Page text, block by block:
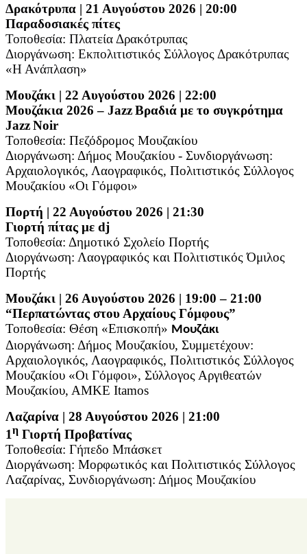
Δρακότρυπα | 21 Αυγούστου 2026 | 20:00
Παραδοσιακές πίτες
Τοποθεσία: Πλατεία Δρακότρυπας
Διοργάνωση: Εκπολιτιστικός Σύλλογος Δρακότρυπας
«Η Ανάπλαση»
Μουζάκι | 22 Αυγούστου 2026 | 22:00
Μουζάκια 2026 – JazzΒραδιά με το συγκρότημα
JazzNoir
Τοποθεσία: Πεζόδρομος Μουζακίου
Διοργάνωση: Δήμος Μουζακίου - Συνδιοργάνωση:
Αρχαιολογικός, Λαογραφικός, Πολιτιστικός Σύλλογος
Μουζακίου «Οι Γόμφοι»
Πορτή | 22 Αυγούστου 2026 | 21:30
Γιορτή πίτας με dj
Τοποθεσία: Δημοτικό Σχολείο Πορτής
Διοργάνωση: Λαογραφικός και Πολιτιστικός Όμιλος
Πορτής
Μουζάκι | 26 Αυγούστου 2026 | 19:00 – 21:00
“Περπατώντας στου Αρχαίους Γόμφους”
Τοποθεσία: Θέση «Επισκοπή» Μουζάκι
Διοργάνωση: Δήμος Μουζακίου, Συμμετέχουν:
Αρχαιολογικός, Λαογραφικός, Πολιτιστικός Σύλλογος
Μουζακίου «Οι Γόμφοι», Σύλλογος Αργιθεατών
Μουζακίου, ΑΜΚΕ Itamos
Λαζαρίνα | 28 Αυγούστου 2026 | 21:00
1η Γιορτή Προβατίνας
Τοποθεσία: Γήπεδο Μπάσκετ
Διοργάνωση: Μορφωτικός και Πολιτιστικός Σύλλογος
Λαζαρίνας, Συνδιοργάνωση: Δήμος Μουζακίου